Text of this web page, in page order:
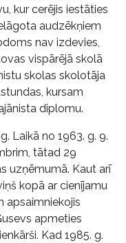
kur cerējis iestāties
audzēkņiem
nav izdevies,
vispārējā skolā
skolas skolotāja
kursam
diplomu.
Laikā no 1963. g. 9.
tātad 29
uzņēmumā. Kaut arī
kopā ar cienījamu
apsaimniekojis
apmeties
Kad 1985. g.